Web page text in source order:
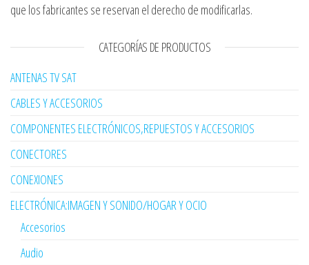
que los fabricantes se reservan el derecho de modificarlas.
CATEGORÍAS DE PRODUCTOS
ANTENAS TV SAT
CABLES Y ACCESORIOS
COMPONENTES ELECTRÓNICOS,REPUESTOS Y ACCESORIOS
CONECTORES
CONEXIONES
ELECTRÓNICA:IMAGEN Y SONIDO/HOGAR Y OCIO
Accesorios
Audio